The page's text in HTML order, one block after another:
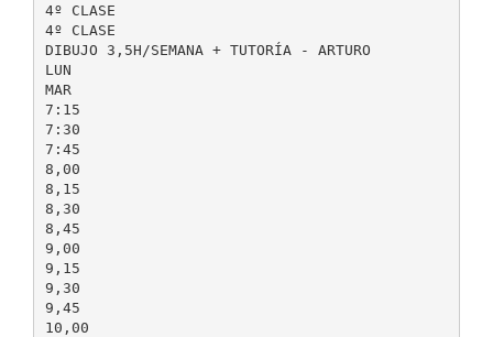
4º CLASE
4º CLASE
DIBUJO 3,5H/SEMANA + TUTORÍA - ARTURO
LUN
MAR
7:15
7:30
7:45
8,00
8,15
8,30
8,45
9,00
9,15
9,30
9,45
10,00